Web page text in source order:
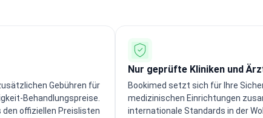
Gebühren für
Behandlungspreise.
den offiziellen Preislisten
Nur geprüfte Kliniken und
Bookimed setzt sich für Ihre
medizinischen Einrichtungen
internationale Standards in der